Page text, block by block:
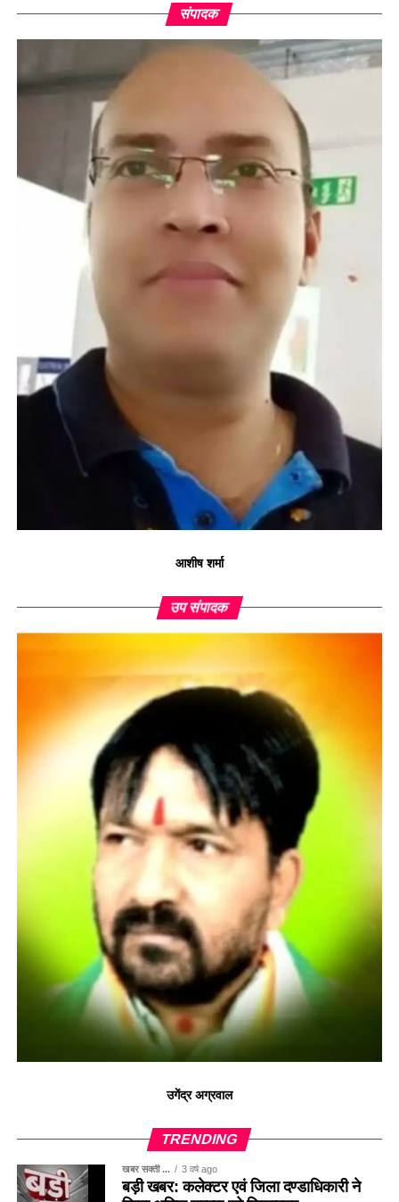
संपादक
आशीष शर्मा
उप संपादक
उगेंद्र अग्रवाल
TRENDING
खबर सक्ती ... 3 वर्ष ago
बड़ी खबर: कलेक्टर एवं जिला दण्डाधिकारी ने